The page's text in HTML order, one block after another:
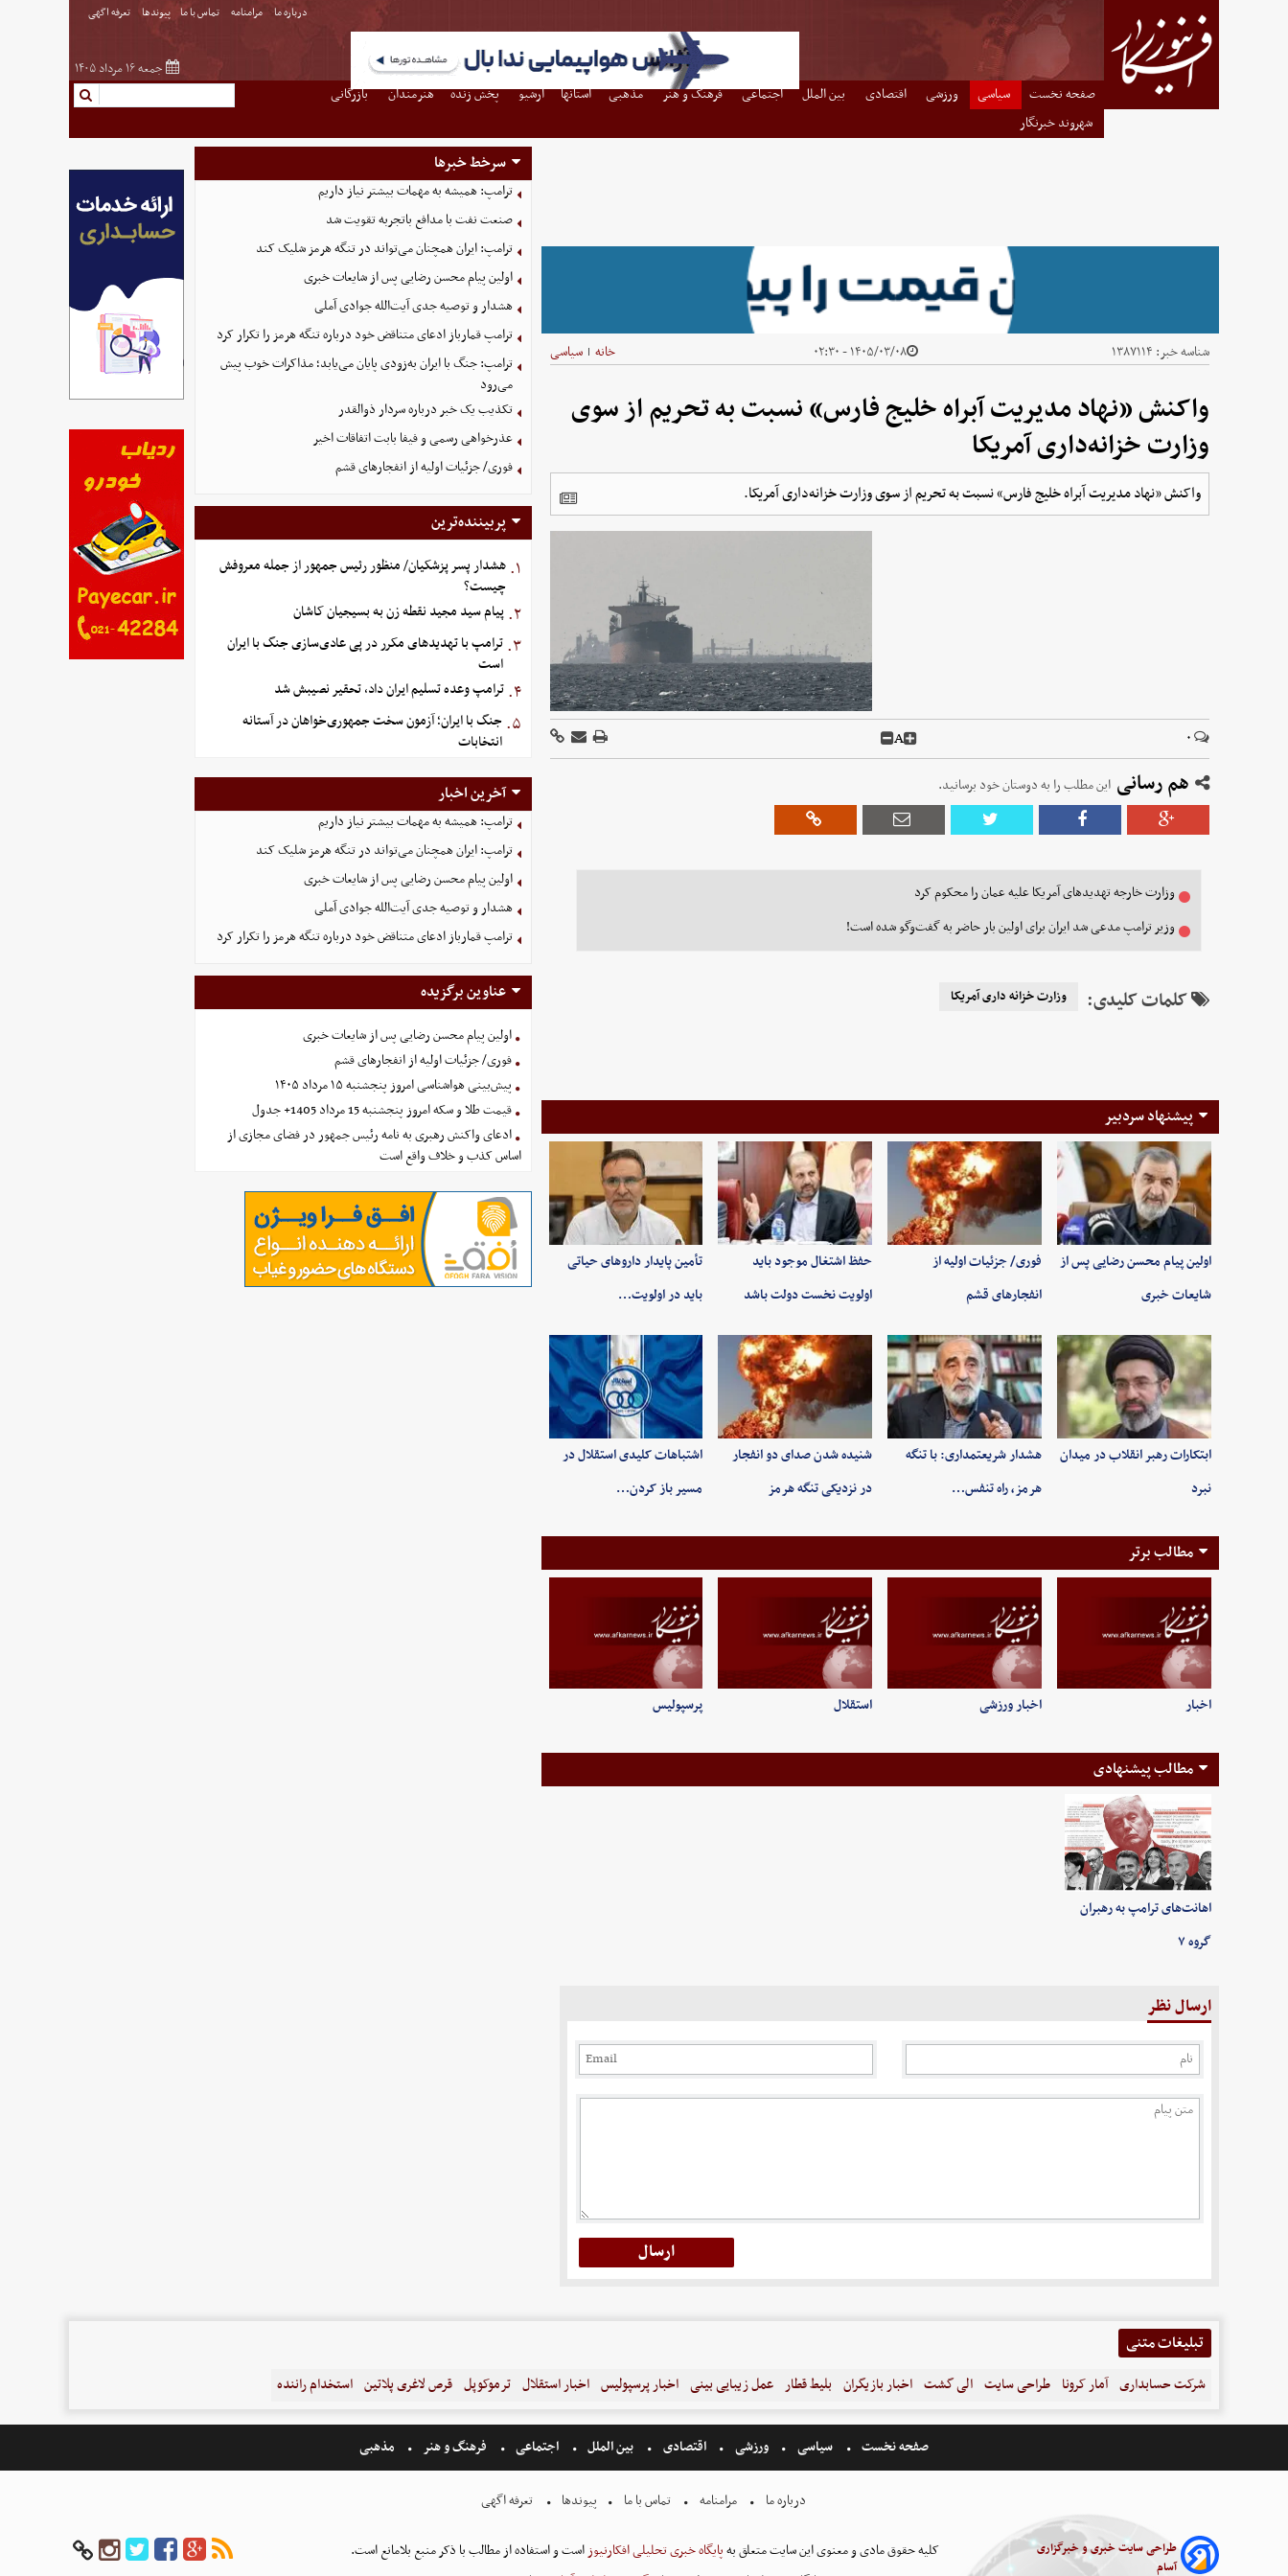
درباره ما مرامنامه تماس با ما پیوندها تعرفه اگهی
جمعه ۱۶ مرداد ۱۴۰۵
صفحه نخست سیاسی ورزشی اقتصادی بین الملل اجتماعی فرهنگ و هنر مذهبی استانها آرشیو پخش زنده هنرمندان
بازرگانی
شهروند خبرنگار
شناسه خبر: ۱۳۸۷۱۱۴ ۱۴۰۵/۰۳/۰۸ - ۰۲:۳۰ خانه | سیاسی
واکنش «نهاد مدیریت آبراه خلیج فارس» نسبت به تحریم از سوی
وزارت خزانه‌داری آمریکا
واکنش «نهاد مدیریت آبراه خلیج فارس» نسبت به تحریم از سوی وزارت خزانه‌داری آمریکا.
۰ A
هم رسانی این مطلب را به دوستان خود برسانید.
وزارت خارجه تهدیدهای آمریکا علیه عمان را محکوم کرد
وزیر ترامپ مدعی شد ایران برای اولین بار حاضر به گفت‌وگو شده است!
کلمات کلیدی: وزارت خزانه داری آمریکا
پیشنهاد سردبیر
اولین پیام محسن رضایی پس از
شایعات خبری
فوری/ جزئیات اولیه از
انفجارهای قشم
حفظ اشتغال موجود باید
اولویت نخست دولت باشد
تأمین پایدار داروهای حیاتی
باید در اولویت…
ابتکارات رهبر انقلاب در میدان
نبرد
هشدار شریعتمداری: با تنگه
هرمز، راه تنفس…
شنیده شدن صدای دو انفجار
در نزدیکی تنگه هرمز
اشتباهات کلیدی استقلال در
مسیر باز کردن…
مطالب برتر
اخبار اخبار ورزشی استقلال پرسپولیس
مطالب پیشنهادی
اهانت‌های ترامپ به رهبران
گروه ۷
ارسال نظر
سرخط خبرها
ترامپ: همیشه به مهمات بیشتر نیاز داریم
صنعت نفت با مدافع باتجربه تقویت شد
ترامپ: ایران همچنان می‌تواند در تنگه هرمز شلیک کند
اولین پیام محسن رضایی پس از شایعات خبری
هشدار و توصیه جدی آیت‌الله جوادی آملی
ترامپ قمارباز ادعای متناقض خود درباره تنگه هرمز را تکرار کرد
ترامپ: جنگ با ایران به‌زودی پایان می‌یابد؛ مذاکرات خوب پیش
می‌رود
تکذیب یک خبر درباره سردار ذوالقدر
عذرخواهی رسمی و فیفا بابت اتفاقات اخیر
فوری/ جزئیات اولیه از انفجارهای قشم
پربیننده‌ترین
۱. هشدار پسر پزشکیان/ منظور رئیس جمهور از جمله معروفش
چیست؟
۲. پیام سید مجید نقطه زن به بسیجیان کاشان
۳. ترامپ با تهدیدهای مکرر در پی عادی‌سازی جنگ با ایران
است
۴. ترامپ وعده تسلیم ایران داد، تحقیر نصیبش شد
۵. جنگ با ایران؛ آزمون سخت جمهوری‌خواهان در آستانه
انتخابات
آخرین اخبار
ترامپ: همیشه به مهمات بیشتر نیاز داریم
ترامپ: ایران همچنان می‌تواند در تنگه هرمز شلیک کند
اولین پیام محسن رضایی پس از شایعات خبری
هشدار و توصیه جدی آیت‌الله جوادی آملی
ترامپ قمارباز ادعای متناقض خود درباره تنگه هرمز را تکرار کرد
عناوین برگزیده
اولین پیام محسن رضایی پس از شایعات خبری
فوری/ جزئیات اولیه از انفجارهای قشم
پیش‌بینی هواشناسی امروز پنجشنبه ۱۵ مرداد ۱۴۰۵
قیمت طلا و سکه امروز پنجشنبه 15 مرداد 1405+ جدول
ادعای واکنش رهبری به نامه رئیس جمهور در فضای مجازی از
اساس کذب و خلاف واقع است
تبلیغات متنی
شرکت حسابداری آمار کرونا طراحی سایت الی گشت اخبار بازیگران بلیط قطار عمل زیبایی بینی اخبار پرسپولیس اخبار استقلال ترموکوپل قرص لاغری پلاتین استخدام راننده
صفحه نخست سیاسی ورزشی اقتصادی بین الملل اجتماعی فرهنگ و هنر مذهبی
درباره ما مرامنامه تماس با ما پیوندها تعرفه اگهی
طراحی سایت خبری و خبرگزاری
آسام
کلیه حقوق مادی و معنوی این سایت متعلق بهپایگاه خبری تحلیلی افکارنیوزاست و استفاده از مطالب با ذکر منبع بلامانع است.